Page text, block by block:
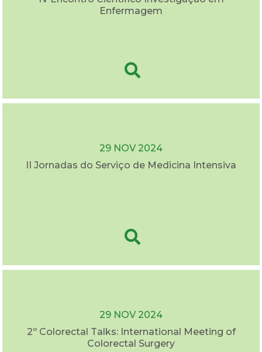
Enfermagem
29 NOV 2024
II Jornadas do Serviço de Medicina Intensiva
29 NOV 2024
2º Colorectal Talks: International Meeting of
Colorectal Surgery